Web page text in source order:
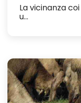
La vicinanza
u...